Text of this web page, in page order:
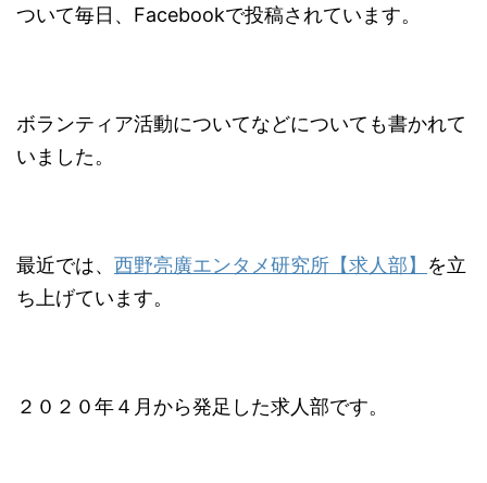
ついて毎日、Facebookで投稿されています。
ボランティア活動についてなどについても書かれて
いました。
最近では、 西野亮廣エンタメ研究所【求人部】 を立
ち上げています。
２０２０年４月から発足した求人部です。